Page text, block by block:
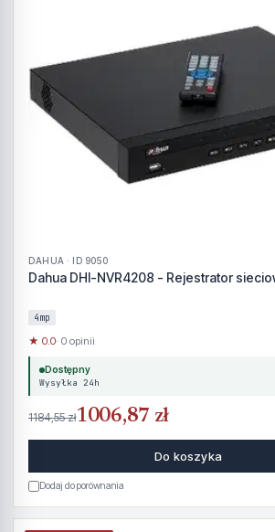
DAHUA · ID 9050
Dahua DHI-NVR4208 - Rejestrator
4mp
★ 0.0· 0 opinii
Dostępny
Wysyłka 24h
1184,55 zł1006,87 zł
Do koszyka
Dodaj do porównania